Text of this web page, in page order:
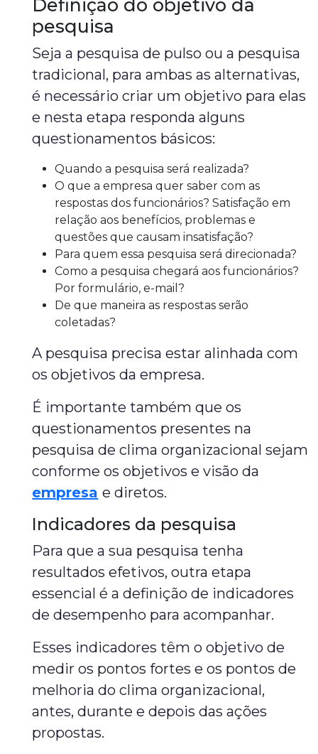
Definição do objetivo da
pesquisa
Seja a pesquisa de pulso ou a pesquisa
tradicional, para ambas as alternativas,
é necessário criar um objetivo para elas
e nesta etapa responda alguns
questionamentos básicos:
Quando a pesquisa será realizada?
O que a empresa quer saber com as
respostas dos funcionários? Satisfação em
relação aos benefícios, problemas e
questões que causam insatisfação?
Para quem essa pesquisa será direcionada?
Como a pesquisa chegará aos funcionários?
Por formulário, e-mail?
De que maneira as respostas serão
coletadas?
A pesquisa precisa estar alinhada com
os objetivos da empresa.
É importante também que os
questionamentos presentes na
pesquisa de clima organizacional sejam
conforme os objetivos e visão da
empresa e diretos.
Indicadores da pesquisa
Para que a sua pesquisa tenha
resultados efetivos, outra etapa
essencial é a definição de indicadores
de desempenho para acompanhar.
Esses indicadores têm o objetivo de
medir os pontos fortes e os pontos de
melhoria do clima organizacional,
antes, durante e depois das ações
propostas.